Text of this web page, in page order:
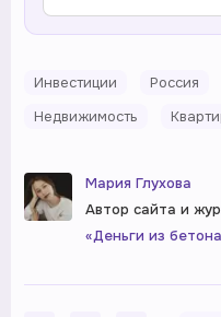
Инвестиции Россия
Недвижимость
Мария Глухова
Автор сайта и
«Деньги из